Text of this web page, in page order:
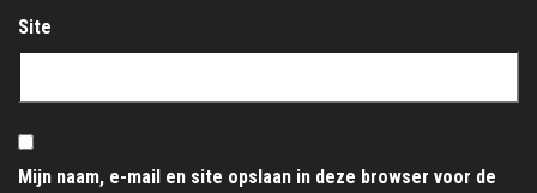
Site
Mijn naam, e-mail en site opslaan in deze browser voor de